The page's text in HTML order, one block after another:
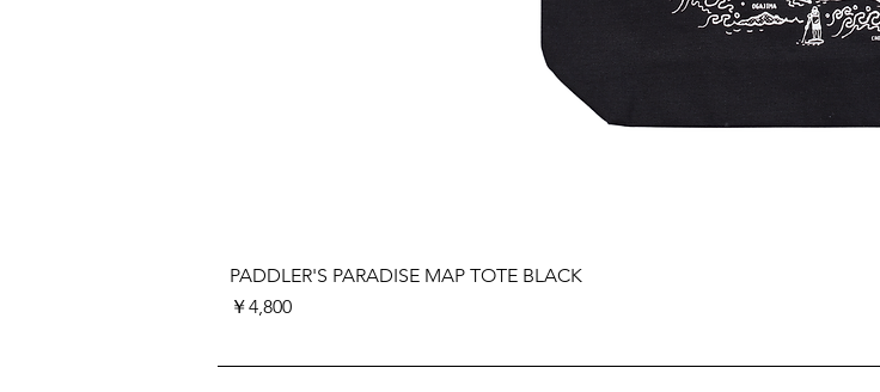
PADDLER'S PARADISE MAP TOTE BLACK
価格
￥4,800